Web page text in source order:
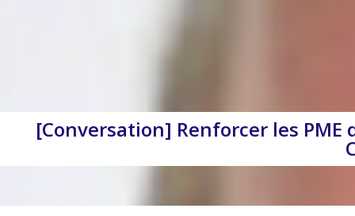
[Conversation] Renforcer les